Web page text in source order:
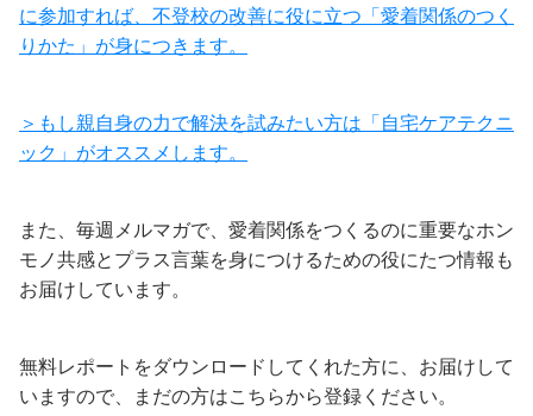
に参加すれば、不登校の改善に役に立つ「愛着関係のつく
りかた」が身につきます。
＞もし親自身の力で解決を試みたい方は「自宅ケアテクニ
ック」がオススメします。
また、毎週メルマガで、愛着関係をつくるのに重要なホン
モノ共感とプラス言葉を身につけるための役にたつ情報も
お届けしています。
無料レポートをダウンロードしてくれた方に、お届けして
いますので、まだの方はこちらから登録ください。